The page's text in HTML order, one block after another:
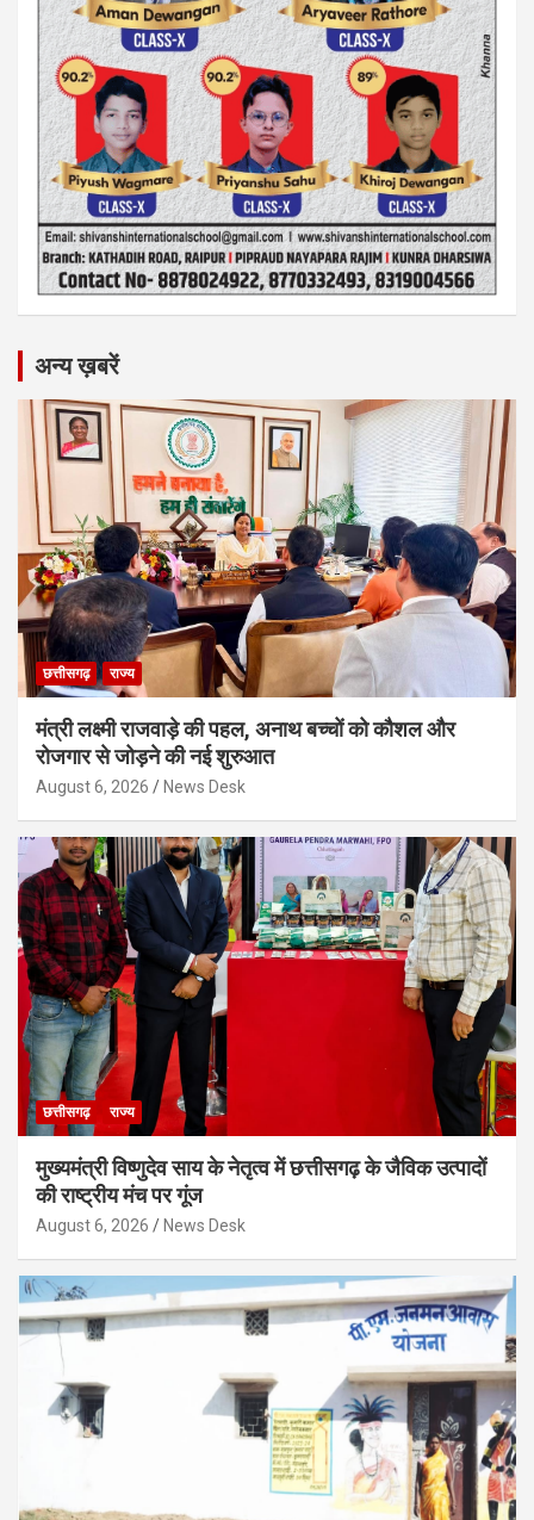
अन्य ख़बरें
छत्तीसगढ़ राज्य
मंत्री लक्ष्मी राजवाड़े की पहल, अनाथ बच्चों को कौशल और
रोजगार से जोड़ने की नई शुरुआत
August 6, 2026 News Desk
छत्तीसगढ़ राज्य
मुख्यमंत्री विष्णुदेव साय के नेतृत्व में छत्तीसगढ़ के जैविक उत्पादों
की राष्ट्रीय मंच पर गूंज
August 6, 2026 News Desk